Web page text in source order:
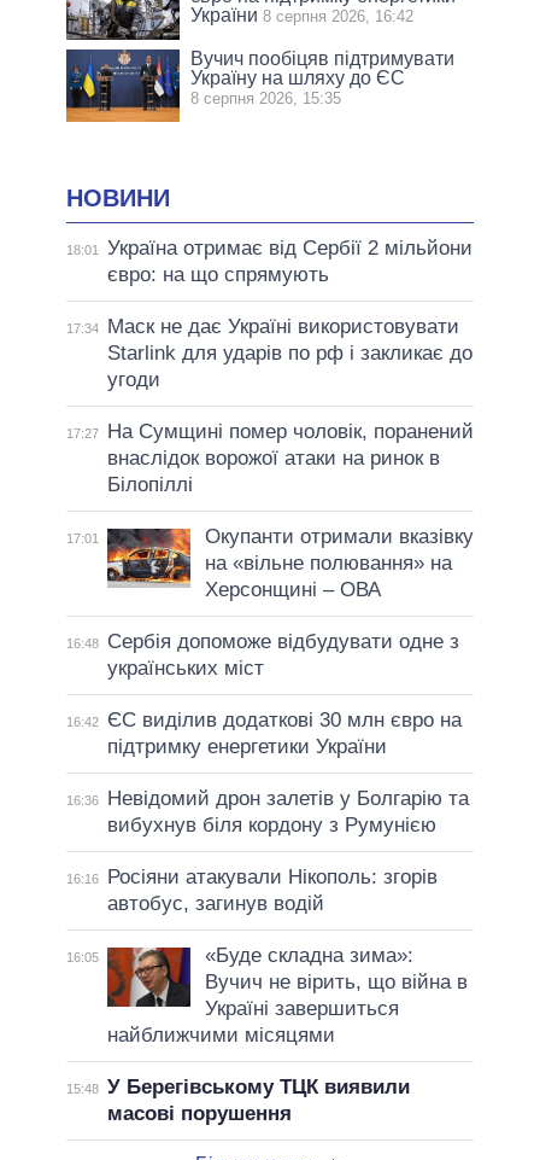
України 8 серпня 2026, 16:42
Вучич пообіцяв підтримувати
Україну на шляху до ЄС
8 серпня 2026, 15:35
НОВИНИ
18:01
Україна отримає від Сербії 2 мільйони
євро: на що спрямують
17:34
Маск не дає Україні використовувати
Starlink для ударів по рф і закликає до
угоди
17:27
На Сумщині помер чоловік, поранений
внаслідок ворожої атаки на ринок в
Білопіллі
17:01
Окупанти отримали вказівку
на «вільне полювання» на
Херсонщині – ОВА
16:48
Сербія допоможе відбудувати одне з
українських міст
16:42
ЄС виділив додаткові 30 млн євро на
підтримку енергетики України
16:36
Невідомий дрон залетів у Болгарію та
вибухнув біля кордону з Румунією
16:16
Росіяни атакували Нікополь: згорів
автобус, загинув водій
16:05
«Буде складна зима»:
Вучич не вірить, що війна в
Україні завершиться
найближчими місяцями
15:48 У Берегівському ТЦК виявили
масові порушення